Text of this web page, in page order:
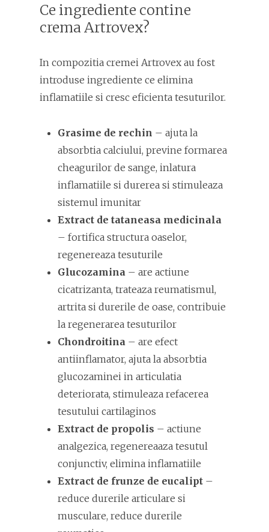
Ce ingrediente contine
crema Artrovex?
In compozitia cremei Artrovex au fost
introduse ingrediente ce elimina
inflamatiile si cresc eficienta tesuturilor.
Grasime de rechin – ajuta la
absorbtia calciului, previne formarea
cheagurilor de sange, inlatura
inflamatiile si durerea si stimuleaza
sistemul imunitar
Extract de tataneasa medicinala
– fortifica structura oaselor,
regenereaza tesuturile
Glucozamina – are actiune
cicatrizanta, trateaza reumatismul,
artrita si durerile de oase, contribuie
la regenerarea tesuturilor
Chondroitina – are efect
antiinflamator, ajuta la absorbtia
glucozaminei in articulatia
deteriorata, stimuleaza refacerea
tesutului cartilaginos
Extract de propolis – actiune
analgezica, regenereaaza tesutul
conjunctiv, elimina inflamatiile
Extract de frunze de eucalipt –
reduce durerile articulare si
musculare, reduce durerile